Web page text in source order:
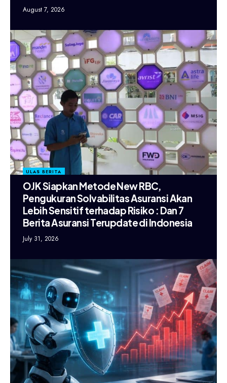
August 7, 2026
ULAS BERITA
OJK Siapkan Metode New RBC,
Pengukuran Solvabilitas Asuransi Akan
Lebih Sensitif terhadap Risiko : Dan 7
Berita Asuransi Terupdate di Indonesia
July 31, 2026